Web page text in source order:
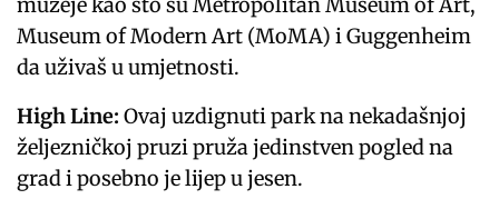
Museum of Modern Art (MoMA) i Guggenheim
da uživaš u umjetnosti.
High Line: Ovaj uzdignuti park na nekadašnjoj
željezničkoj pruzi pruža jedinstven pogled na
grad i posebno je lijep u jesen.